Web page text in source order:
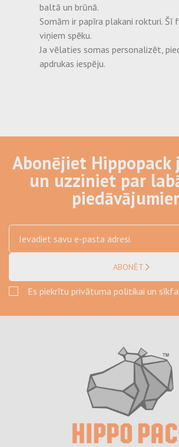
baltā un brūnā.
Somām ir papīra plakani rokturi. Šī
viņiem spēku.
Ja vēlaties somas personalizēt,
apdrukas iespēju.
Abonējiet Hippopack
un uzziniet par
ABONĒT
Es piekrītu privātuma politikai un